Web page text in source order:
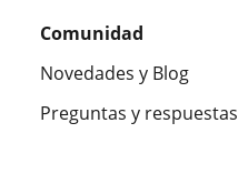
Comunidad
Novedades y Blog
Preguntas y respuestas